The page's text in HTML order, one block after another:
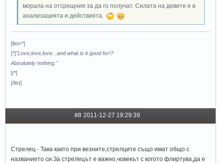
морала на отсрещния за да го получат. Силата на девите е в
анализацията и действията.
[list=*]
[*]"Love,love,love...and what is it good for!?
Absolutely nothing."
[/*]
[/list]
#8 2011-12-27 19:29:39
Стрелец - Така както при везните,стрелците също имат общо с
названието си.За стрелецът е важно,човекът с когото флиртува,да е